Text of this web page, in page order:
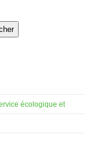
écologique et